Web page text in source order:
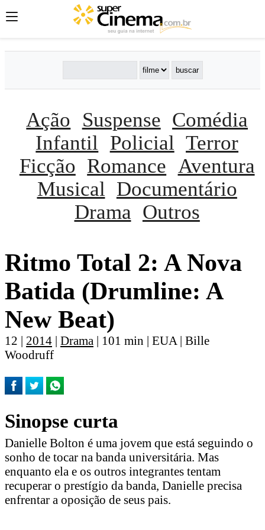
Ação Suspense Comédia
Infantil
Policial Terror
Ficção Romance Aventura
Musical
Documentário
Drama Outros
Ritmo Total 2: A Nova
Batida (Drumline: A
New Beat)
12 | 2014 | Drama | 101 min | EUA | Bille
Woodruff
Sinopse curta
Danielle Bolton é uma jovem que está seguindo o
sonho de tocar na banda universitária. Mas
enquanto ela e os outros integrantes tentam
recuperar o prestígio da banda, Danielle precisa
enfrentar a oposição de seus pais.